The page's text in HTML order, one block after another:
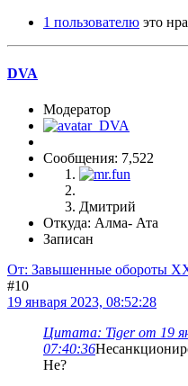
1 пользователю это
DVA
Модератор
Сообщения: 7,522
Дмитрий
Откуда: Алма- Ата
Записан
От: Завышенные обороты
#10
19 января 2023, 08:52:28
Цитата: Tiger от 19
07:40:36
Не?